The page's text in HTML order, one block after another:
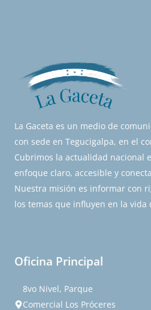
La Gaceta es un medio de
con sede en Tegucigalpa, en el
Cubrimos la actualidad nacional
enfoque claro, accesible y
Nuestra misión es informar con
los temas que influyen en la
Oficina Principal
8vo Nivel, Parque
Comercial Los Próceres